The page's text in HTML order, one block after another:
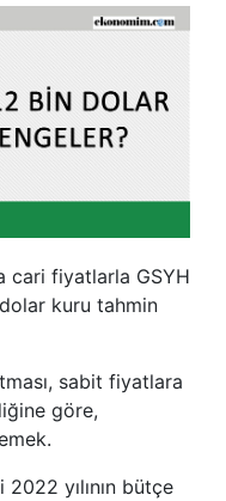
cari fiyatlarla GSYH
kuru tahmin
sabit fiyatlara
göre,
yılının bütçe